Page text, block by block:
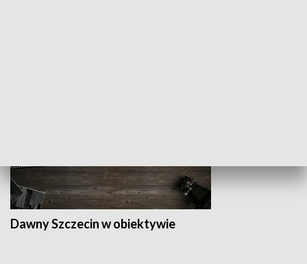
Dawny Szczecin w obiektywie